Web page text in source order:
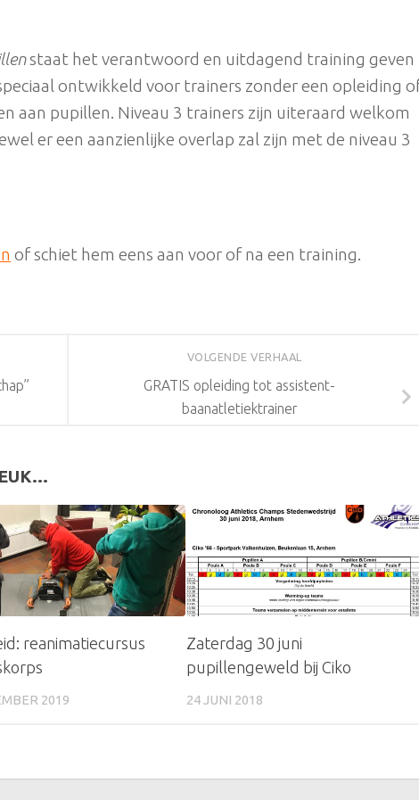
staat het verantwoord en uitdagend training geven
ontwikkeld voor trainers zonder een opleiding
aan pupillen. Niveau 3 trainers zijn uiteraard welkom
er een aanzienlijke overlap zal zijn met de niveau 3
of schiet hem eens aan voor of na een training.
VOLGENDE VERHAAL
GRATIS opleiding tot assistent-
baanatletiektrainer
reanimatiecursus
2019
Zaterdag 30 juni
pupillengeweld bij Ciko
24 JUNI 2018